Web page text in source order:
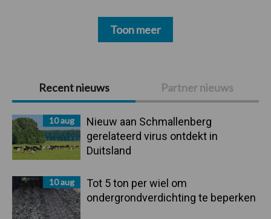
Primaire
Sidebar
Recent nieuws Partner nieuws
10 aug
Nieuw aan Schmallenberg
gerelateerd virus ontdekt in
Duitsland
10 aug
Tot 5 ton per wiel om
ondergrondverdichting te beperken
Toon meer